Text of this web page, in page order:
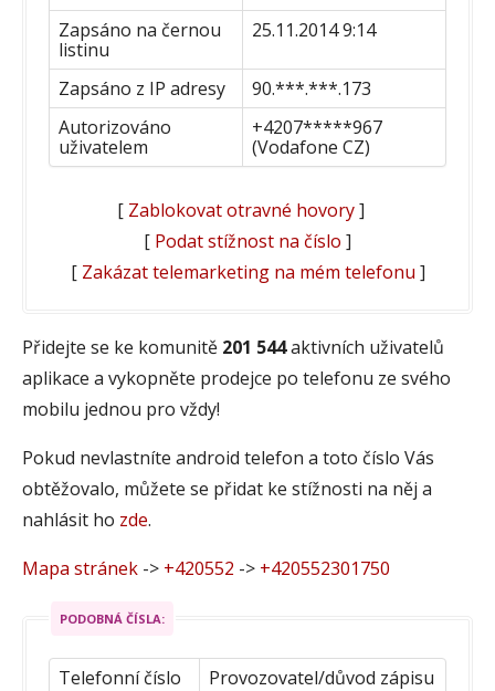
Zapsáno na černou
listinu
25.11.2014 9:14
Zapsáno z IP adresy
90.***.***.173
Autorizováno
uživatelem
+4207*****967
(Vodafone CZ)
[ Zablokovat otravné hovory]
[ Podat stížnost na číslo ]
[ Zakázat telemarketing na mém telefonu ]
Přidejte se ke komunitě 201 544aktivních uživatelů
aplikace a vykopněte prodejce po telefonu ze svého
mobilu jednou pro vždy!
Pokud nevlastníte android telefon a toto číslo Vás
obtěžovalo, můžete se přidat ke stížnosti na něj a
nahlásit ho zde.
Mapa stránek -> +420552 -> +420552301750
PODOBNÁ ČÍSLA:
Telefonní číslo
Provozovatel/důvod zápisu